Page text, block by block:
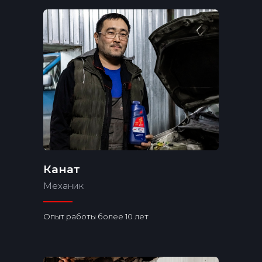
Канат
Механик
Опыт работы более 10 лет